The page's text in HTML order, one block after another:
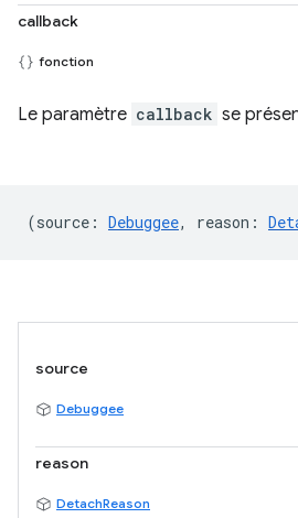
callback
fonction
Le paramètre callback se
(source : Debuggee, reason :
source
Debuggee
reason
DetachReason